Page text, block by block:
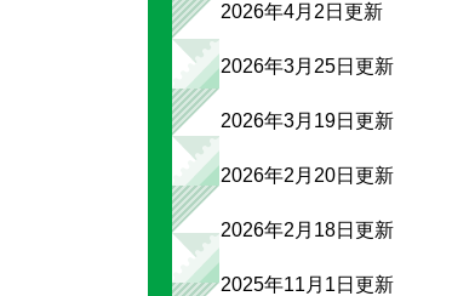
2026年4月2日更新
2026年3月25日更新
2026年3月19日更新
2026年2月20日更新
2026年2月18日更新
2025年11月1日更新